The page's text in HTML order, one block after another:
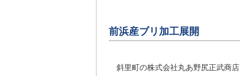
前浜産ブリ加工展開
斜里町の株式会社丸あ野尻正武商